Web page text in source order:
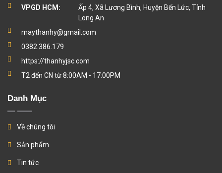
VPGD HCM:
Ấp 4, Xã Lương Bình, Huyện Bến Lức, Tỉnh
Long An
maythanhy@gmail.com
0382.386.179
https://thanhyjsc.com
T2 đến CN từ 8:00AM - 17:00PM
Danh Mục
Về chúng tôi
Sản phẩm
Tin tức